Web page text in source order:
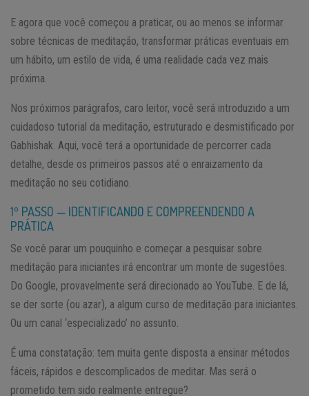
E agora que você começou a praticar, ou ao menos se informar
sobre técnicas de meditação, transformar práticas eventuais em
um hábito, um estilo de vida, é uma realidade cada vez mais
próxima.
Nos próximos parágrafos, caro leitor, você será introduzido a um
cuidadoso tutorial da meditação, estruturado e desmistificado por
Gabhishak. Aqui, você terá a oportunidade de percorrer cada
detalhe, desde os primeiros passos até o enraizamento da
meditação no seu cotidiano.
1º PASSO — IDENTIFICANDO E COMPREENDENDO A
PRÁTICA
Se você parar um pouquinho e começar a pesquisar sobre
meditação para iniciantes irá encontrar um monte de sugestões.
Do Google, provavelmente será direcionado ao YouTube. E de lá,
se der sorte (ou azar), a algum curso de meditação para iniciantes.
Ou um canal ‘especializado’ no assunto.
É uma constatação: tem muita gente disposta a ensinar métodos
fáceis, rápidos e descomplicados de meditar. Mas será o
prometido tem sido realmente entregue?